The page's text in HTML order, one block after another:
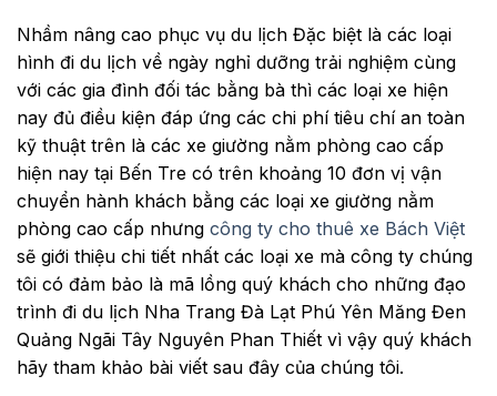
Nhầm nâng cao phục vụ du lịch Đặc biệt là các loại
hình đi du lịch về ngày nghỉ dưỡng trải nghiệm cùng
với các gia đình đối tác bằng bà thì các loại xe hiện
nay đủ điều kiện đáp ứng các chi phí tiêu chí an toàn
kỹ thuật trên là các xe giường nằm phòng cao cấp
hiện nay tại Bến Tre có trên khoảng 10 đơn vị vận
chuyển hành khách bằng các loại xe giường nằm
phòng cao cấp nhưng công ty cho thuê xe Bách Việt
sẽ giới thiệu chi tiết nhất các loại xe mà công ty chúng
tôi có đảm bảo là mã lồng quý khách cho những đạo
trình đi du lịch Nha Trang Đà Lạt Phú Yên Măng Đen
Quảng Ngãi Tây Nguyên Phan Thiết vì vậy quý khách
hãy tham khảo bài viết sau đây của chúng tôi.